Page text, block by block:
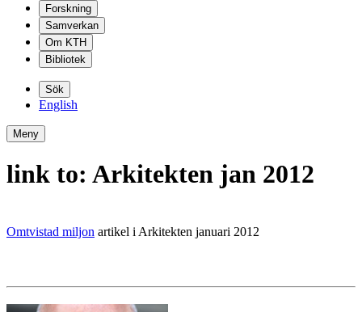
Forskning
Samverkan
Om KTH
Bibliotek
Sök
English
Meny
link to: Arkitekten jan 2012
Omtvistad miljon artikel i Arkitekten januari 2012